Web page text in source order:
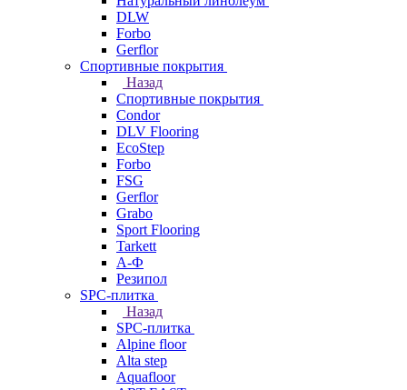
DLW
Forbo
Gerflor
Спортивные покрытия
Назад
Спортивные покрытия
Condor
DLV Flooring
EcoStep
Forbo
FSG
Gerflor
Grabo
Sport Flooring
Tarkett
А-Ф
Резипол
SPC-плитка
Назад
SPC-плитка
Alpine floor
Alta step
Aquafloor